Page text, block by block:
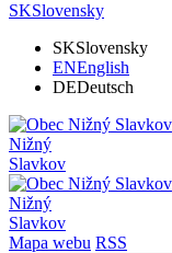
SKSlovensky
SKSlovensky
ENEnglish
DEDeutsch
Nižný
Slavkov
Nižný
Slavkov
Mapa webu RSS